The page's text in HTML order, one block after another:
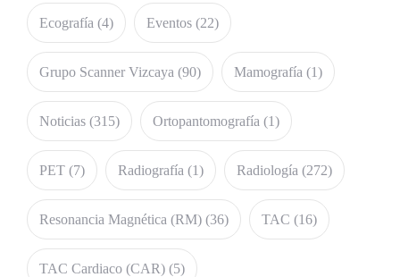
Ecografía (4) Eventos (22)
Grupo Scanner Vizcaya (90) Mamografía (1)
Noticias (315) Ortopantomografía (1)
PET (7) Radiografía (1) Radiología (272)
Resonancia Magnética (RM) (36) TAC (16)
TAC Cardiaco (CAR) (5)